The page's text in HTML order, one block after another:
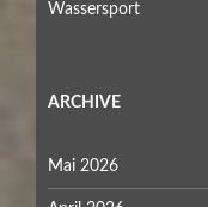
Wassersport
ARCHIVE
Mai 2026